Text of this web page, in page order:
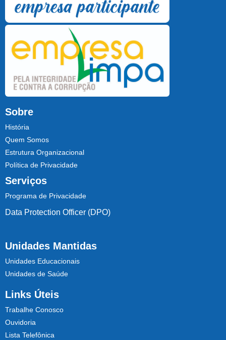
Sobre
História
Quem Somos
Estrutura Organizacional
Política de Privacidade
Serviços
Programa de Privacidade
Data Protection Officer (DPO)
Unidades Mantidas
Unidades Educacionais
Unidades de Saúde
Links Úteis
Trabalhe Conosco
Ouvidoria
Lista Telefônica